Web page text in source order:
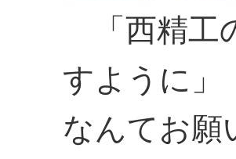
「西精工
すように」
なんてお願